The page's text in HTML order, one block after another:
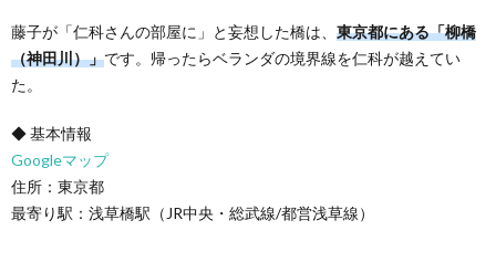
藤子が「仁科さんの部屋に」と妄想した橋は、 東京都にある「柳橋
（神田川）」です。帰ったらベランダの境界線を仁科が越えてい
た。
◆ 基本情報
Googleマップ
住所：東京都
最寄り駅：浅草橋駅（JR中央・総武線/都営浅草線）